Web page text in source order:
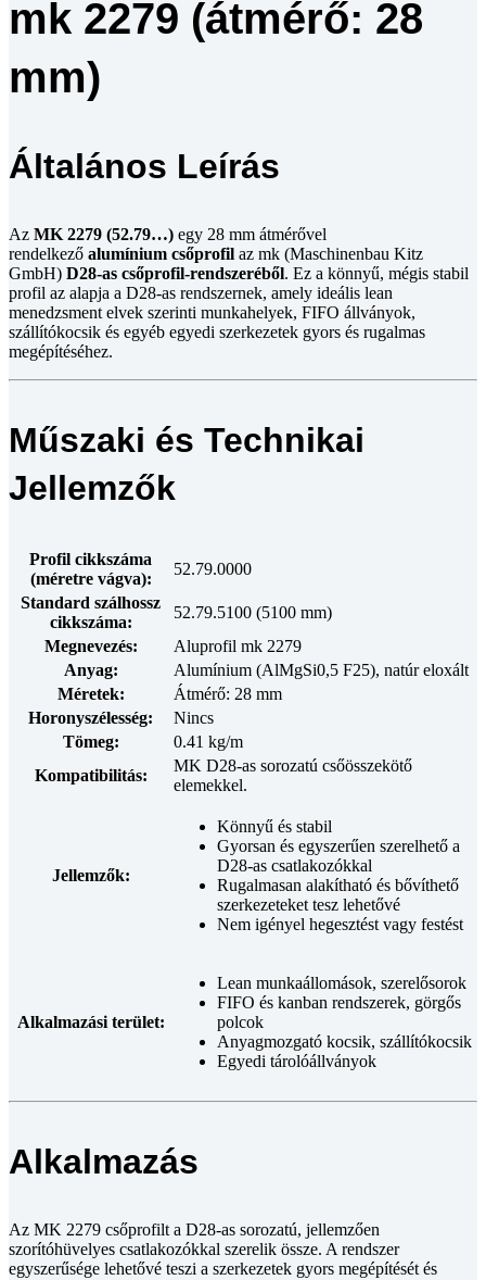
mk 2279 (átmérő: 28
mm)
Általános Leírás
Az MK 2279 (52.79…) egy 28 mm átmérővel
rendelkező alumínium csőprofil az mk (Maschinenbau Kitz
GmbH) D28-as csőprofil-rendszeréből. Ez a könnyű, mégis stabil
profil az alapja a D28-as rendszernek, amely ideális lean
menedzsment elvek szerinti munkahelyek, FIFO állványok,
szállítókocsik és egyéb egyedi szerkezetek gyors és rugalmas
megépítéséhez.
Műszaki és Technikai
Jellemzők
Profil cikkszáma
(méretre vágva):
52.79.0000
Standard szálhossz
cikkszáma:
52.79.5100 (5100 mm)
Megnevezés:
Aluprofil mk 2279
Anyag:
Alumínium (AlMgSi0,5 F25), natúr eloxált
Méretek:
Átmérő: 28 mm
Horonyszélesség:
Nincs
Tömeg:
0.41 kg/m
Kompatibilitás:
MK D28-as sorozatú csőösszekötő
elemekkel.
Jellemzők:
Könnyű és stabil
Gyorsan és egyszerűen szerelhető a
D28-as csatlakozókkal
Rugalmasan alakítható és bővíthető
szerkezeteket tesz lehetővé
Nem igényel hegesztést vagy festést
Alkalmazási terület:
Lean munkaállomások, szerelősorok
FIFO és kanban rendszerek, görgős
polcok
Anyagmozgató kocsik, szállítókocsik
Egyedi tárolóállványok
Alkalmazás
Az MK 2279 csőprofilt a D28-as sorozatú, jellemzően
szorítóhüvelyes csatlakozókkal szerelik össze. A rendszer
egyszerűsége lehetővé teszi a szerkezetek gyors megépítését és